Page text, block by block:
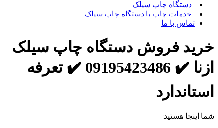
دستگاه چاپ سیلک
خدمات چاپ با دستگاه چاپ سیلک
تماس با ما
خرید فروش دستگاه چاپ سیلک
ازنا ✔️ 09195423486 ✔️ تعرفه
استاندارد
شما اینجا هستید: